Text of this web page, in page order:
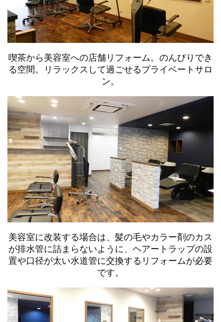
喫茶から美容室への店舗リフォーム。のんびりでき
る空間。リラックスして過ごせるプライベートサロ
ン。
美容室に改装する場合は、髪の毛やカラー剤のカス
が排水管に詰まらないように、ヘアートラップの設
置や口径が太い水道管に交換するリフォームが必要
です。